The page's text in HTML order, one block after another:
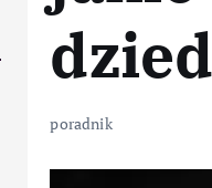
poradnik